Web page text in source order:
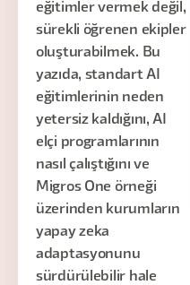
eğitimler vermek değil,
sürekli öğrenen ekipler
oluşturabilmek. Bu
yazıda, standart AI
eğitimlerinin neden
yetersiz kaldığını, AI
elçi programlarının
nasıl çalıştığını ve
Migros One örneği
üzerinden kurumların
yapay zeka
adaptasyonunu
sürdürülebilir hale